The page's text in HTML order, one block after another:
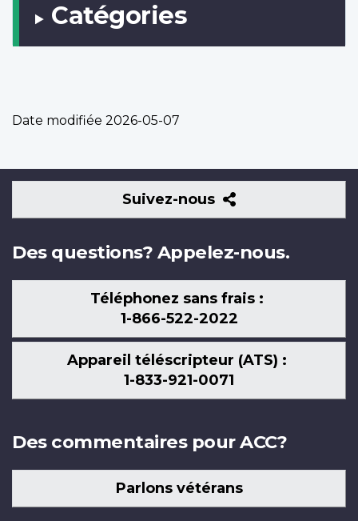
Catégories
Date modifiée 2026-05-07
Suivez-nous
Suivez-
nous
Des questions? Appelez-nous.
Téléphonez sans frais :
1-866-522-2022
Appareil téléscripteur (ATS) :
1-833-921-0071
Des commentaires pour ACC?
Parlons vétérans